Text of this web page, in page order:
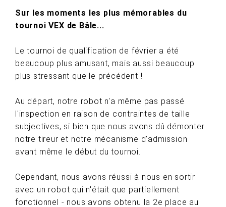
Sur les moments les plus mémorables du
tournoi VEX de Bâle...
Le tournoi de qualification de février a été
beaucoup plus amusant, mais aussi beaucoup
plus stressant que le précédent !
Au départ, notre robot n'a même pas passé
l'inspection en raison de contraintes de taille
subjectives, si bien que nous avons dû démonter
notre tireur et notre mécanisme d'admission
avant même le début du tournoi.
Cependant, nous avons réussi à nous en sortir
avec un robot qui n'était que partiellement
fonctionnel - nous avons obtenu la 2e place au